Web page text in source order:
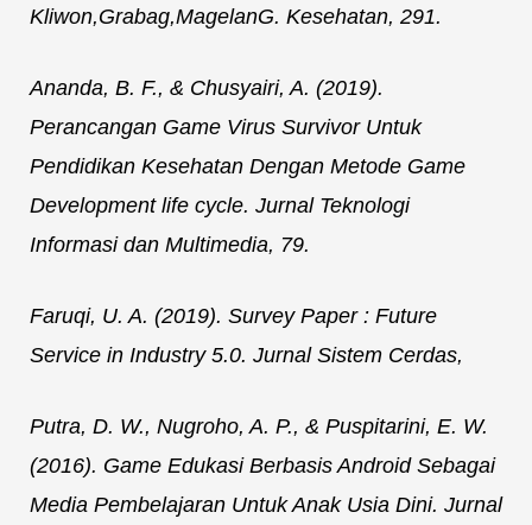
Kliwon,Grabag,MagelanG. Kesehatan, 291.
Ananda, B. F., & Chusyairi, A. (2019).
Perancangan Game Virus Survivor Untuk
Pendidikan Kesehatan Dengan Metode Game
Development life cycle. Jurnal Teknologi
Informasi dan Multimedia, 79.
Faruqi, U. A. (2019). Survey Paper : Future
Service in Industry 5.0. Jurnal Sistem Cerdas,
Putra, D. W., Nugroho, A. P., & Puspitarini, E. W.
(2016). Game Edukasi Berbasis Android Sebagai
Media Pembelajaran Untuk Anak Usia Dini. Jurnal